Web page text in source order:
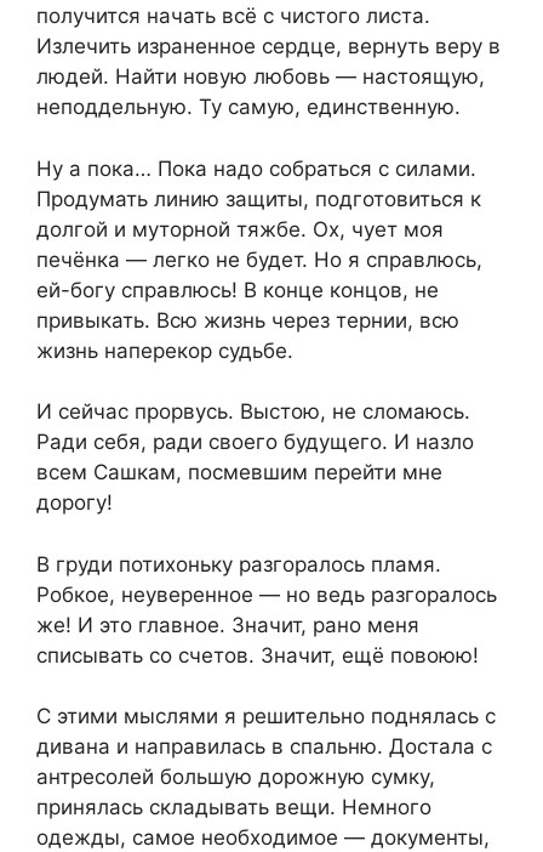
получится начать всё с чистого листа.
Излечить израненное сердце, вернуть веру в
людей. Найти новую любовь — настоящую,
неподдельную. Ту самую, единственную.
Ну а пока… Пока надо собраться с силами.
Продумать линию защиты, подготовиться к
долгой и муторной тяжбе. Ох, чует моя
печёнка — легко не будет. Но я справлюсь,
ей-богу справлюсь! В конце концов, не
привыкать. Всю жизнь через тернии, всю
жизнь наперекор судьбе.
И сейчас прорвусь. Выстою, не сломаюсь.
Ради себя, ради своего будущего. И назло
всем Сашкам, посмевшим перейти мне
дорогу!
В груди потихоньку разгоралось пламя.
Робкое, неуверенное — но ведь разгоралось
же! И это главное. Значит, рано меня
списывать со счетов. Значит, ещё повоюю!
С этими мыслями я решительно поднялась с
дивана и направилась в спальню. Достала с
антресолей большую дорожную сумку,
принялась складывать вещи. Немного
одежды, самое необходимое — документы,